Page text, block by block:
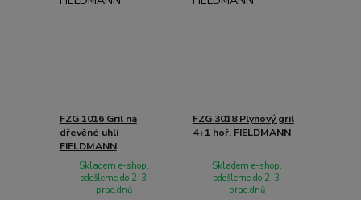
FZG 1016 Gril na
dřevěné uhlí
FIELDMANN
Skladem e-shop,
odešleme do 2-3
prac.dnů
FZG 3018 Plynový gril
4+1 hoř. FIELDMANN
Skladem e-shop,
odešleme do 2-3
prac.dnů